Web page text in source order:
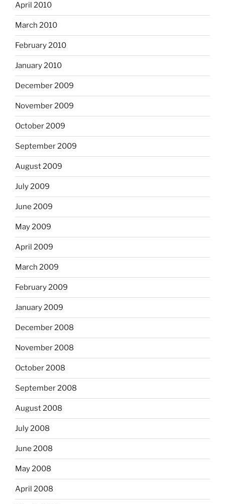
April 2010
March 2010
February 2010
January 2010
December 2009
November 2009
October 2009
September 2009
August 2009
July 2009
June 2009
May 2009
April 2009
March 2009
February 2009
January 2009
December 2008
November 2008
October 2008
September 2008
August 2008
July 2008
June 2008
May 2008
April 2008